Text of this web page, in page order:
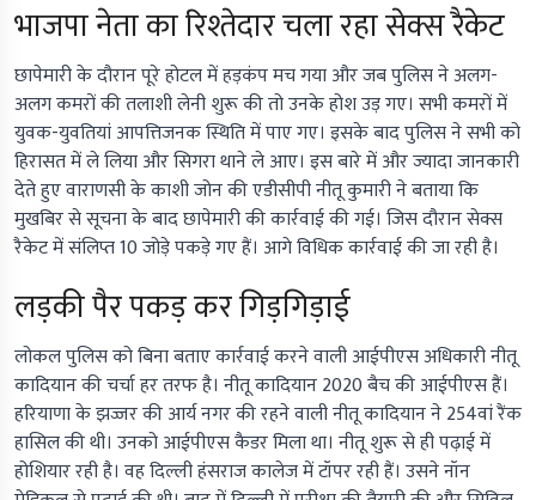
भाजपा नेता का रिश्तेदार चला रहा सेक्स रैकेट
छापेमारी के दौरान पूरे होटल में हड़कंप मच गया और जब पुलिस ने अलग-
अलग कमरों की तलाशी लेनी शुरू की तो उनके होश उड़ गए। सभी कमरों में
युवक-युवतियां आपत्तिजनक स्थिति में पाए गए। इसके बाद पुलिस ने सभी को
हिरासत में ले लिया और सिगरा थाने ले आए। इस बारे में और ज्यादा जानकारी
देते हुए वाराणसी के काशी जोन की एडीसीपी नीतू कुमारी ने बताया कि
मुखबिर से सूचना के बाद छापेमारी की कार्रवाई की गई। जिस दौरान सेक्स
रैकेट में संलिप्त 10 जोड़े पकड़े गए हैं। आगे विधिक कार्रवाई की जा रही है।
लड़की पैर पकड़ कर गिड़गिड़ाई
लोकल पुलिस को बिना बताए कार्रवाई करने वाली आईपीएस अधिकारी नीतू
कादियान की चर्चा हर तरफ है। नीतू कादियान 2020 बैच की आईपीएस हैं।
हरियाणा के झज्जर की आर्य नगर की रहने वाली नीतू कादियान ने 254वां रैंक
हासिल की थी। उनको आईपीएस कैडर मिला था। नीतू शुरू से ही पढ़ाई में
होशियार रही है। वह दिल्ली हंसराज कालेज में टॉपर रही हैं। उसने नॉन